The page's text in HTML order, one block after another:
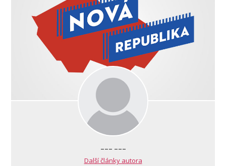
--- ---
Další články autora